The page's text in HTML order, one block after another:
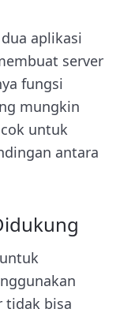
aplikasi
server
fungsi
mungkin
untuk
antara
tidak bisa